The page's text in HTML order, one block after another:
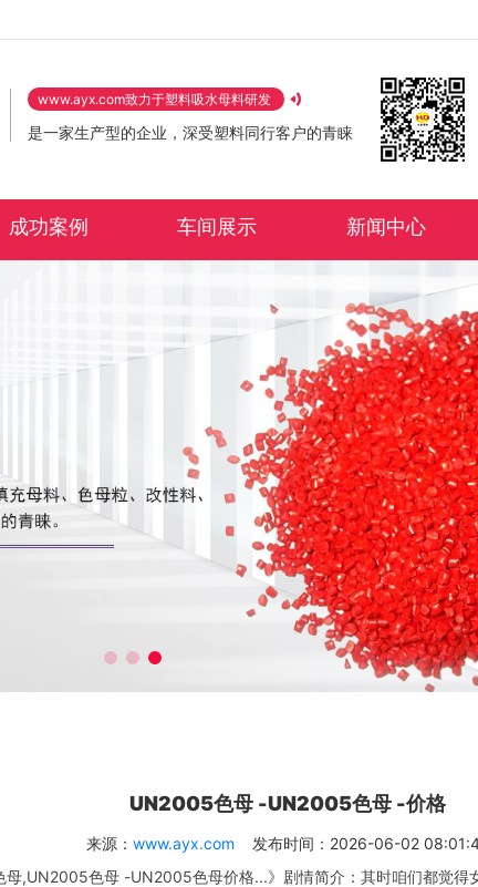
www.ayx.com致力于塑料吸水母料研发
是一家生产型的企业，深受塑料同行客户的青睐
成功案例 车间展示 新闻中心
UN2005色母 -UN2005色母 -价格
来源： www.ayx.com 发布时间：2026-06-02
色母 -UN2005色母价格...》剧情简介：其时咱们都觉得女